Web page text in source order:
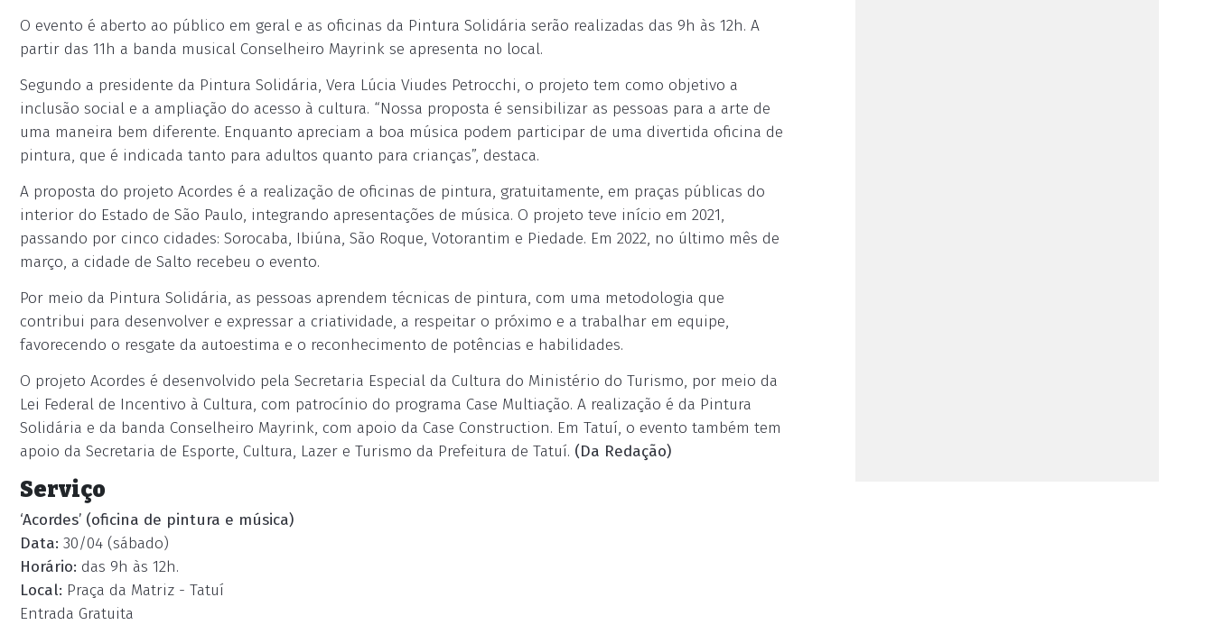
O evento é aberto ao público em geral e as oficinas da Pintura Solidária serão realizadas das 9h às 12h. A
partir das 11h a banda musical Conselheiro Mayrink se apresenta no local.
Segundo a presidente da Pintura Solidária, Vera Lúcia Viudes Petrocchi, o projeto tem como objetivo a
inclusão social e a ampliação do acesso à cultura. “Nossa proposta é sensibilizar as pessoas para a arte de
uma maneira bem diferente. Enquanto apreciam a boa música podem participar de uma divertida oficina de
pintura, que é indicada tanto para adultos quanto para crianças”, destaca.
A proposta do projeto Acordes é a realização de oficinas de pintura, gratuitamente, em praças públicas do
interior do Estado de São Paulo, integrando apresentações de música. O projeto teve início em 2021,
passando por cinco cidades: Sorocaba, Ibiúna, São Roque, Votorantim e Piedade. Em 2022, no último mês de
março, a cidade de Salto recebeu o evento.
Por meio da Pintura Solidária, as pessoas aprendem técnicas de pintura, com uma metodologia que
contribui para desenvolver e expressar a criatividade, a respeitar o próximo e a trabalhar em equipe,
favorecendo o resgate da autoestima e o reconhecimento de potências e habilidades.
O projeto Acordes é desenvolvido pela Secretaria Especial da Cultura do Ministério do Turismo, por meio da
Lei Federal de Incentivo à Cultura, com patrocínio do programa Case Multiação. A realização é da Pintura
Solidária e da banda Conselheiro Mayrink, com apoio da Case Construction. Em Tatuí, o evento também tem
apoio da Secretaria de Esporte, Cultura, Lazer e Turismo da Prefeitura de Tatuí. (Da Redação)
Serviço
‘Acordes’ (oficina de pintura e música)
Data: 30/04 (sábado)
Horário: das 9h às 12h.
Local: Praça da Matriz - Tatuí
Entrada Gratuita